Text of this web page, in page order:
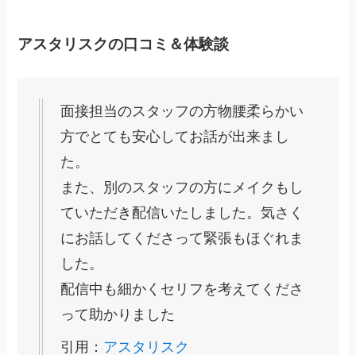
アスタリスクの口コミ＆体験談
面接担当のスタッフの方物腰柔らかい
方でとても安心してお話が出来まし
た。
また、別のスタッフの方にメイクもし
ていただき配信いたしました。気さく
にお話してくださって緊張もほぐれま
した。
配信中も細かくセリフを考えてくださ
って助かりました
引用： アスタリスク